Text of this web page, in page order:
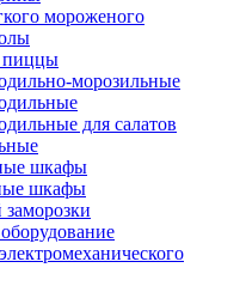
мороженого
пиццы
морозильные
для салатов
шкафы
шкафы